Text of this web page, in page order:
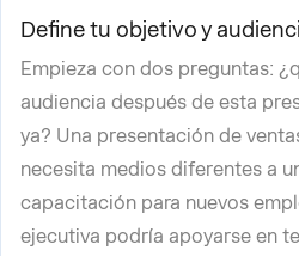
Define tu objetivo y
Empieza con dos preguntas:
audiencia después de esta
ya? Una presentación de
necesita medios diferentes a
capacitación para nuevos
ejecutiva podría apoyarse en